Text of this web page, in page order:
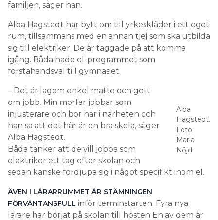
familjen, säger han.
Alba Hagstedt har bytt om till yrkeskläder i ett eget
rum, tillsammans med en annan tjej som ska utbilda
sig till elektriker. De är taggade på att komma
igång. Båda hade el-programmet som
förstahandsval till gymnasiet.
Alba
Hagstedt.
Foto
Maria
Nöjd.
– Det är lagom enkel matte och gott
om jobb. Min morfar jobbar som
injusterare och bor här i närheten och
han sa att det här är en bra skola, säger
Alba Hagstedt.
Båda tänker att de vill jobba som
elektriker ett tag efter skolan och
sedan kanske fördjupa sig i något specifikt inom el.
ÄVEN I LÄRARRUMMET ÄR STÄMNINGEN
FÖRVÄNTANSFULL inför terminstarten. Fyra nya
lärare har börjat på skolan till hösten En av dem är